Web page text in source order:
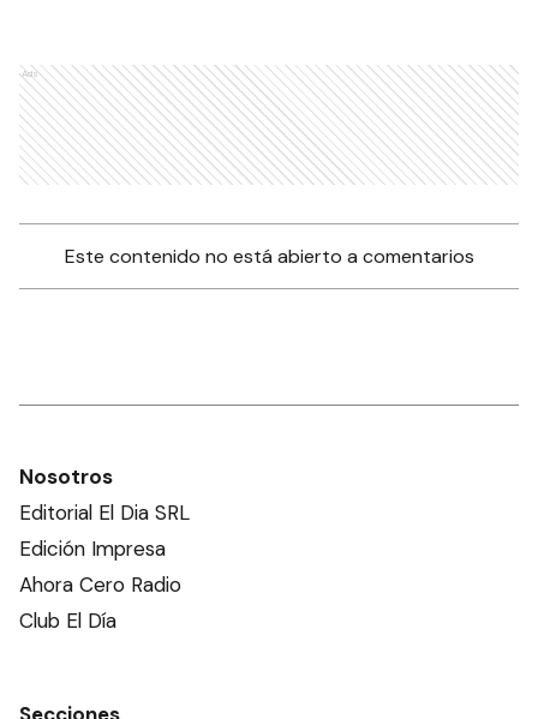
Ads
Este contenido no está abierto a comentarios
Nosotros
Editorial El Dia SRL
Edición Impresa
Ahora Cero Radio
Club El Día